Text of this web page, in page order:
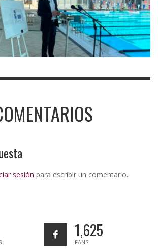
sesión para escribir un comentario.
1,625
FANS